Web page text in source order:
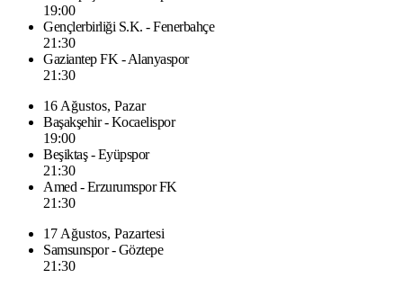
19:00
Gençlerbirliği S.K. - Fenerbahçe
21:30
Gaziantep FK - Alanyaspor
21:30
16 Ağustos, Pazar
Başakşehir - Kocaelispor
19:00
Beşiktaş - Eyüpspor
21:30
Amed - Erzurumspor FK
21:30
17 Ağustos, Pazartesi
Samsunspor - Göztepe
21:30